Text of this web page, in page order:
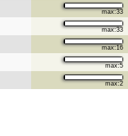
max:33
max:33
max:16
max:5
max:2